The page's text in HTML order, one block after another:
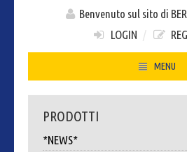
Benvenuto sul sito di
LOGIN /
MENU
HOME
PRODOTTI
*NEWS*